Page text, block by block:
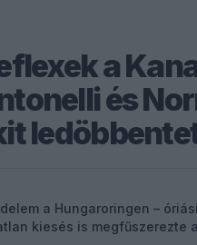
a
és
a Hungaroringen –
kiesés is megfűszerezte